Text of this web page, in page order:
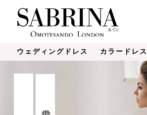
初めての
ウェディングドレス カラードレス